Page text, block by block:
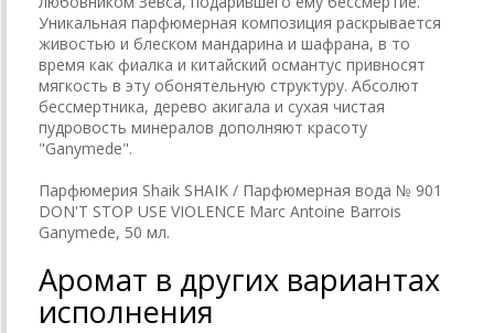
Уникальная парфюмерная композиция раскрывается
живостью и блеском мандарина и шафрана, в то
время как фиалка и китайский османтус привносят
мягкость в эту обонятельную структуру. Абсолют
бессмертника, дерево акигала и сухая чистая
пудровость минералов дополняют красоту
"Ganymede".
Парфюмерия Shaik SHAIK / Парфюмерная вода № 901
DON'T STOP USE VIOLENCE Marc Antoine Barrois
Ganymede, 50 мл.
Аромат в других вариантах
исполнения